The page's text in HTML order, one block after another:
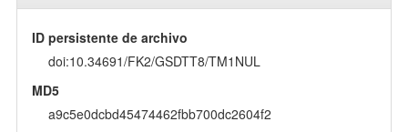
ID persistente de archivo
doi:10.34691/FK2/GSDTT8/TM1NUL
MD5
a9c5e0dcbd45474462fbb700dc2604f2